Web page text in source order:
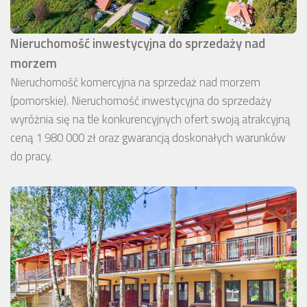
Nieruchomość inwestycyjna do sprzedaży nad
morzem
Nieruchomość komercyjna na sprzedaż nad morzem
(pomorskie). Nieruchomość inwestycyjna do sprzedaży
wyróżnia się na tle konkurencyjnych ofert swoją atrakcyjną
ceną 1 980 000 zł oraz gwarancją doskonałych warunków
do pracy.